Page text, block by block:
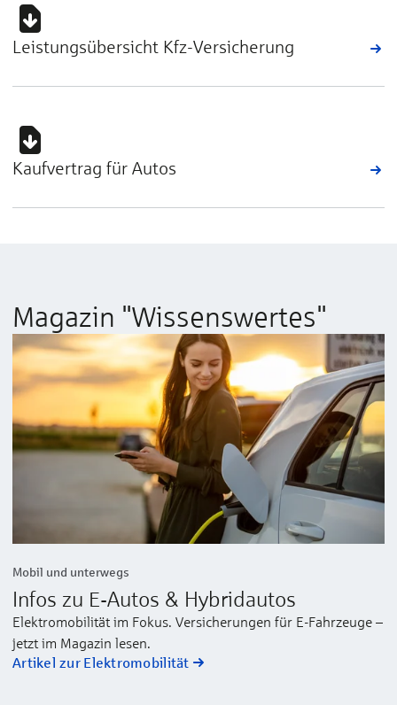
Leistungsübersicht Kfz-Versicherung
Kaufvertrag für Autos
Magazin "Wissenswertes"
Mobil und unterwegs
Infos zu E-Autos & Hybridautos
Elektromobilität im Fokus. Versicherungen für E-Fahrzeuge –
jetzt im Magazin lesen.
Artikel zur Elektromobilität